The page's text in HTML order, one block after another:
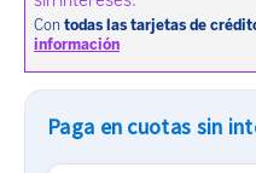
Paga en cuotas sin